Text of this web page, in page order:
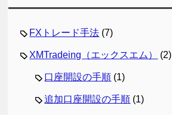
FXトレード手法 (7)
XMTradeing（エックスエム） (2)
口座開設の手順 (1)
追加口座開設の手順 (1)